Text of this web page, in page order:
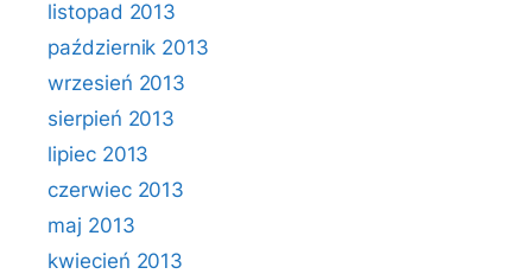
listopad 2013
październik 2013
wrzesień 2013
sierpień 2013
lipiec 2013
czerwiec 2013
maj 2013
kwiecień 2013